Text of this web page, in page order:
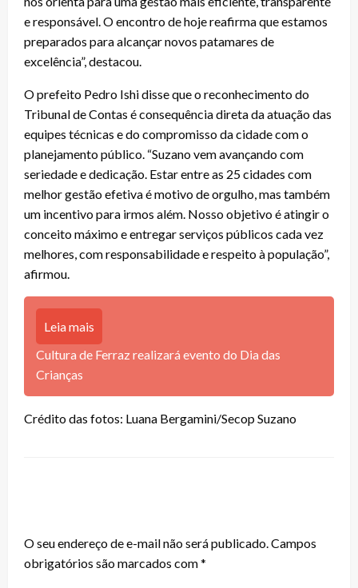
e responsável. O encontro de hoje reafirma que estamos
preparados para alcançar novos patamares de
excelência”, destacou.
O prefeito Pedro Ishi disse que o reconhecimento do
Tribunal de Contas é consequência direta da atuação das
equipes técnicas e do compromisso da cidade com o
planejamento público. “Suzano vem avançando com
seriedade e dedicação. Estar entre as 25 cidades com
melhor gestão efetiva é motivo de orgulho, mas também
um incentivo para irmos além. Nosso objetivo é atingir o
conceito máximo e entregar serviços públicos cada vez
melhores, com responsabilidade e respeito à população”,
afirmou.
Leia mais
Cultura de Ferraz realizará evento do Dia das
Crianças
Crédito das fotos: Luana Bergamini/Secop Suzano
O seu endereço de e-mail não será publicado.Campos
obrigatórios são marcados com*